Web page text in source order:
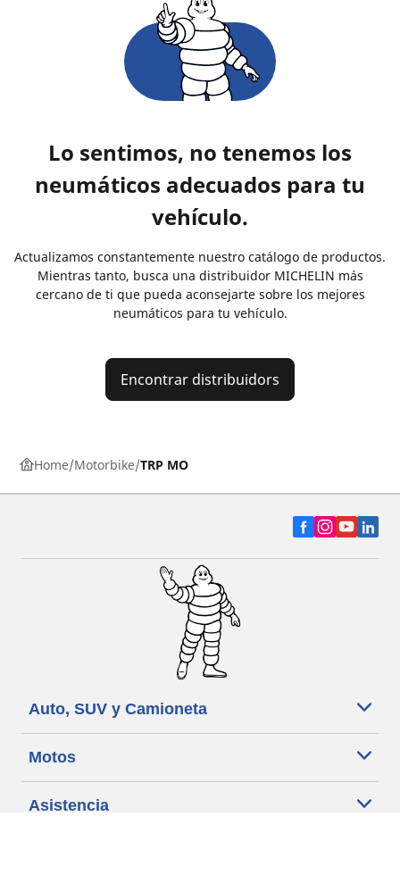
Lo sentimos, no tenemos los
neumáticos adecuados para tu
vehículo.
Actualizamos constantemente nuestro catálogo de productos.
Mientras tanto, busca una distribuidor MICHELIN más
cercano de ti que pueda aconsejarte sobre los mejores
neumáticos para tu vehículo.
Encontrar distribuidors
Home Motorbike TRP MO
Auto, SUV y Camioneta
Motos
Asistencia